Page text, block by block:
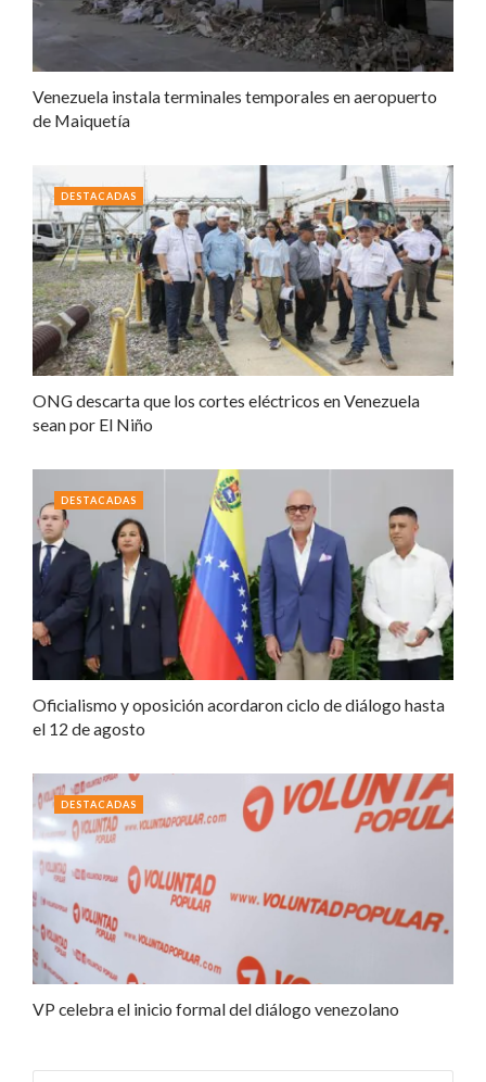
Venezuela instala terminales temporales en aeropuerto
de Maiquetía
ONG descarta que los cortes eléctricos en Venezuela
sean por El Niño
DESTACADAS
Oficialismo y oposición acordaron ciclo de diálogo hasta
el 12 de agosto
DESTACADAS
VP celebra el inicio formal del diálogo venezolano
DESTACADAS